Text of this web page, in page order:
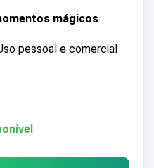
mágicos
pessoal e comercial